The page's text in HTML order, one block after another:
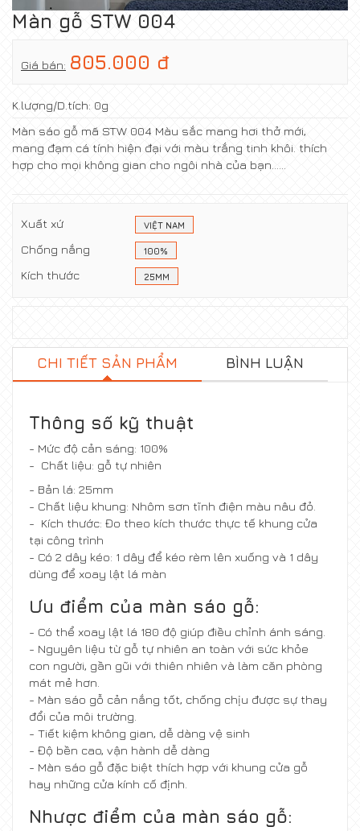
Màn gỗ STW 004
Giá bán: 805.000 đ
K.lượng/D.tích: 0g
Màn sáo gỗ mã STW 004 Màu sắc mang hơi thở mới,
mang đạm cá tính hiện đại với màu trắng tinh khôi. thích
hợp cho mọi không gian cho ngôi nhà của bạn......
Xuất xứ VIỆT NAM
Chống nắng 100%
Kích thước 25MM
CHI TIẾT SẢN PHẨM BÌNH LUẬN
Thông số kỹ thuật
- Mức độ cản sáng: 100%
- Chất liệu: gỗ tự nhiên
- Bản lá: 25mm
- Chất liệu khung: Nhôm sơn tĩnh điện màu nâu đỏ.
- Kích thước: Đo theo kích thước thực tế khung cửa
tại công trình
- Có 2 dây kéo: 1 dây để kéo rèm lên xuống và 1 dây
dùng để xoay lật lá màn
Ưu điểm của màn sáo gỗ:
- Có thể xoay lật lá 180 độ giúp điều chỉnh ánh sáng.
- Nguyên liệu từ gỗ tự nhiên an toàn với sức khỏe
con người, gần gũi với thiên nhiên và làm căn phòng
mát mẻ hơn.
- Màn sáo gỗ cản nắng tốt, chống chịu được sự thay
đổi của môi trường.
- Tiết kiệm không gian, dễ dàng vệ sinh
- Độ bền cao, vận hành dễ dàng
- Màn sáo gỗ đặc biệt thích hợp với khung cửa gỗ
hay những cửa kính cố định.
Nhược điểm của màn sáo gỗ: